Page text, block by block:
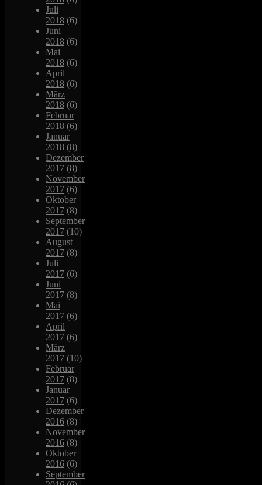
Juli
2018 (6)
Juni
2018 (6)
Mai
2018 (6)
April
2018 (6)
März
2018 (6)
Februar
2018 (6)
Januar
2018 (8)
Dezember
2017 (8)
November
2017 (6)
Oktober
2017 (8)
September
2017 (10)
August
2017 (8)
Juli
2017 (6)
Juni
2017 (8)
Mai
2017 (6)
April
2017 (6)
März
2017 (10)
Februar
2017 (8)
Januar
2017 (6)
Dezember
2016 (8)
November
2016 (8)
Oktober
2016 (6)
September